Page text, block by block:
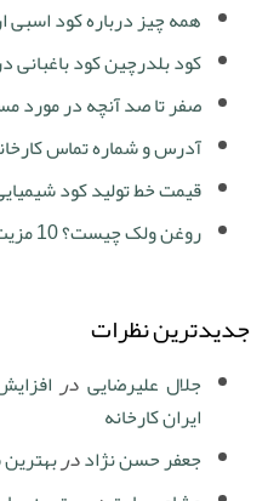
همه چیز درباره کود اسبی
کود بلدرچین کود
صفر تا صد آنچه در مورد
آدرس و شماره تماس
قیمت خط تولید کود
روغن ولک چیست؟ 10 مزیت و کاربرد روغن ولک در کشاورزی
جدیدترین نظرات
جلال علیرضایی در
ایران کارخانه
جعفر حسن نژاددر